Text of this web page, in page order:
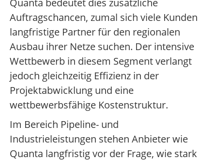
Quanta bedeutet dies zusätzliche
Auftragschancen, zumal sich viele Kunden
langfristige Partner für den regionalen
Ausbau ihrer Netze suchen. Der intensive
Wettbewerb in diesem Segment verlangt
jedoch gleichzeitig Effizienz in der
Projektabwicklung und eine
wettbewerbsfähige Kostenstruktur.
Im Bereich Pipeline- und
Industrieleistungen stehen Anbieter wie
Quanta langfristig vor der Frage, wie stark